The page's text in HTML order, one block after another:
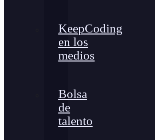
KeepCoding
en los
medios
Bolsa
de
talento